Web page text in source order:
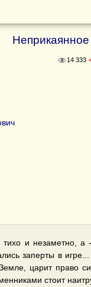
14 333
и незаметно, а
заперты в
царит право
стоит